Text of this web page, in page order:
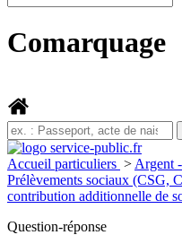
Comarquage
Accueil particuliers > Argent
Prélèvements sociaux (CSG,
contribution additionnelle de
Question-réponse